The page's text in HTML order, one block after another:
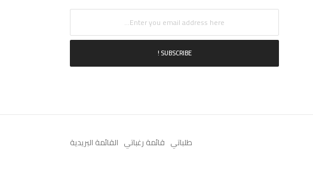
SUBSCRIBE !
طلباتي قائمة رغباتي القائمة البريدية